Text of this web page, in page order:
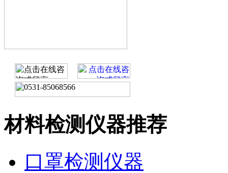
材料检测仪器推荐
口罩检测仪器